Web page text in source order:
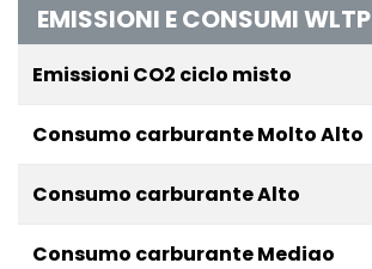
EMISSIONI E CONSUMI WLTP
Emissioni CO2 ciclo misto
Consumo carburante Molto Alto
Consumo carburante Alto
Consumo carburante Mediao